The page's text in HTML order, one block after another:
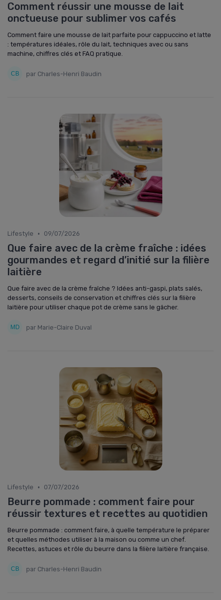
Comment réussir une mousse de lait
onctueuse pour sublimer vos cafés
Comment faire une mousse de lait parfaite pour cappuccino et latte
: températures idéales, rôle du lait, techniques avec ou sans
machine, chiffres clés et FAQ pratique.
par Charles-Henri Baudin
Lifestyle • 09/07/2026
Que faire avec de la crème fraîche : idées
gourmandes et regard d’initié sur la filière
laitière
Que faire avec de la crème fraîche ? Idées anti-gaspi, plats salés,
desserts, conseils de conservation et chiffres clés sur la filière
laitière pour utiliser chaque pot de crème sans le gâcher.
par Marie-Claire Duval
Lifestyle • 07/07/2026
Beurre pommade : comment faire pour
réussir textures et recettes au quotidien
Beurre pommade : comment faire, à quelle température le préparer
et quelles méthodes utiliser à la maison ou comme un chef.
Recettes, astuces et rôle du beurre dans la filière laitière française.
par Charles-Henri Baudin